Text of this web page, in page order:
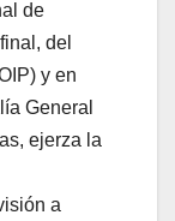
de
del
y en
General
ejerza la
a